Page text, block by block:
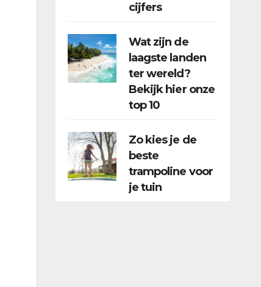
cijfers
Wat zijn de
laagste landen
ter wereld?
Bekijk hier onze
top 10
Zo kies je de
beste
trampoline voor
je tuin